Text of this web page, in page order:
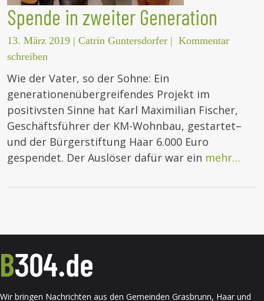
Spende in zweiter Generation
13. März 2019 | Catrin Guntersdorfer | Kommentar
schreiben
Wie der Vater, so der Sohne: Ein
generationenübergreifendes Projekt im
positivsten Sinne hat Karl Maximilian Fischer,
Geschäftsführer der KM-Wohnbau, gestartet–
und der Bürgerstiftung Haar 6.000 Euro
gespendet. Der Auslöser dafür war ein mehr…
Wir bringen Nachrichten aus den Gemeinden Grasbrunn, Haar und